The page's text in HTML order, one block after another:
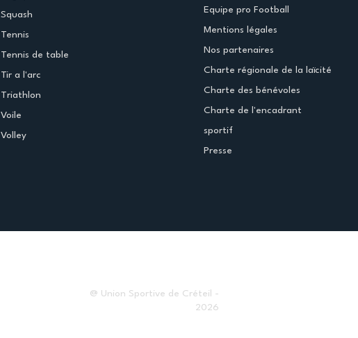
Squash
Tennis
Tennis de table
Tir a l'arc
Triathlon
Voile
Volley
Equipe pro Football
Mentions légales
Nos partenaires
Charte régionale de la laïcité
Charte des bénévoles
Charte de l'encadrant
sportif
Presse
@ Union Sportive de Créteil -
2026